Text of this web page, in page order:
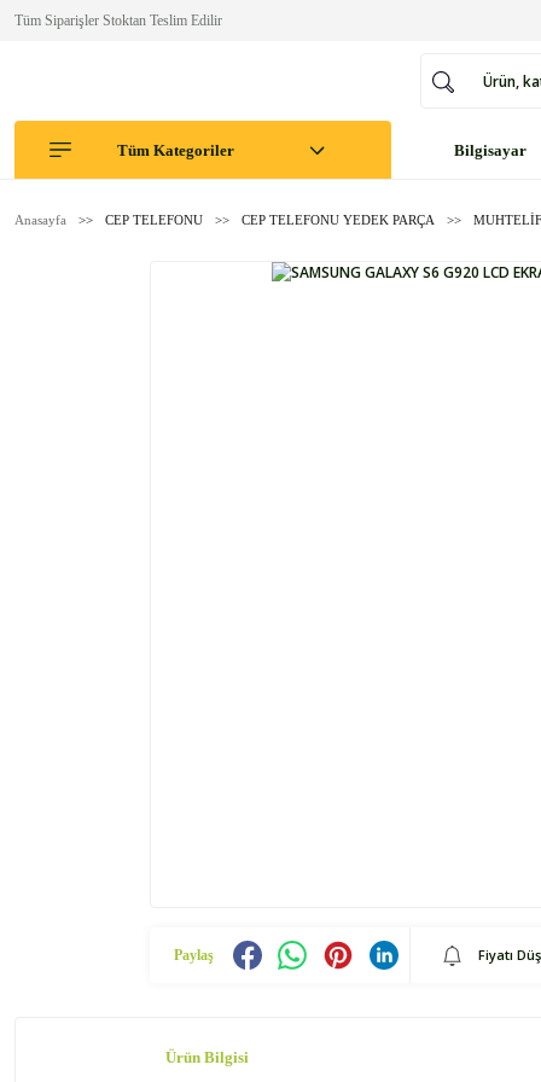
Tüm Siparişler Stoktan Teslim Edilir
Tüm Kategoriler Bilgisayar
Anasayfa CEP TELEFONU CEP TELEFONU YEDEK PARÇA
Paylaş Fiyatı
Ürün Bilgisi